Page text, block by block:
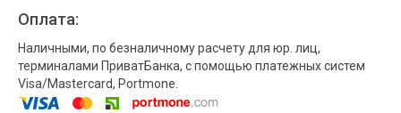
Оплата:
Наличными, по безналичному расчету для юр. лиц,
терминалами ПриватБанка, с помощью платежных систем
Visa/Mastercard, Portmone.